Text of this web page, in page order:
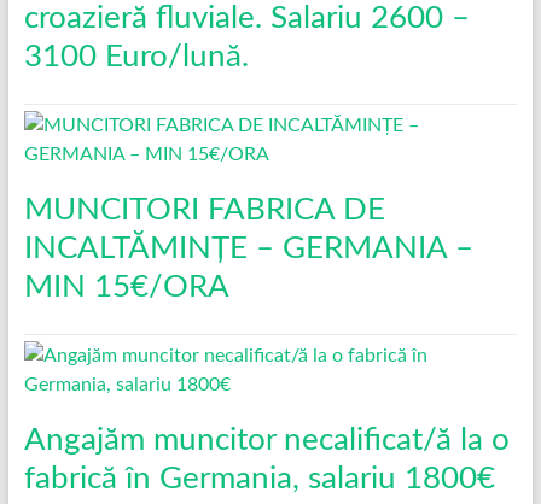
croazieră fluviale. Salariu 2600 –
3100 Euro/lună.
MUNCITORI FABRICA DE
INCALTĂMINȚE – GERMANIA –
MIN 15€/ORA
Angajăm muncitor necalificat/ă la o
fabrică în Germania, salariu 1800€